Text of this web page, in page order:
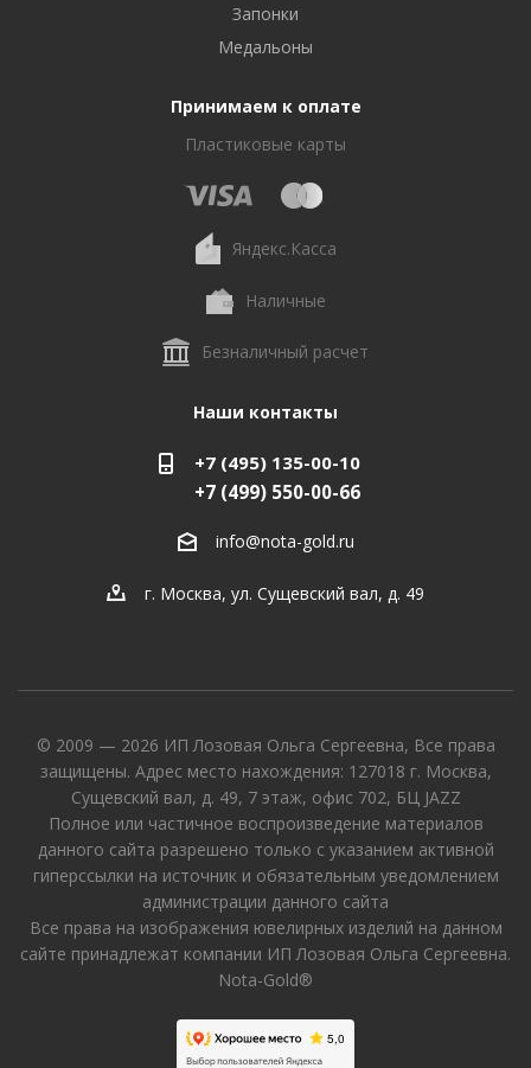
Запонки
Медальоны
Принимаем к оплате
Пластиковые карты
Яндекс.Касса
Наличные
Безналичный расчет
Наши контакты
+7 (495) 135-00-10
+7 (499) 550-00-66
info@nota-gold.ru
г. Москва, ул. Сущевский вал, д. 49
© 2009 — 2026 ИП Лозовая Ольга Сергеевна, Все права
защищены. Адрес место нахождения: 127018 г. Москва,
Сущевский вал, д. 49, 7 этаж, офис 702, БЦ JAZZ
Полное или частичное воспроизведение материалов
данного сайта разрешено только с указанием активной
гиперссылки на источник и обязательным уведомлением
администрации данного сайта
Все права на изображения ювелирных изделий на данном
сайте принадлежат компании ИП Лозовая Ольга Сергеевна.
Nota-Gold®